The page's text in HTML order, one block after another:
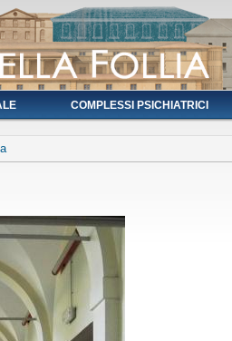
COMPLESSI PSICHIATRICI